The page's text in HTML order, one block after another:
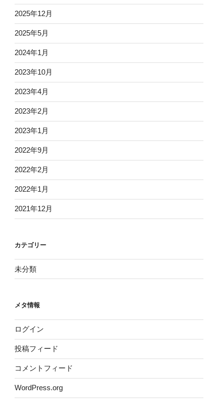
2025年12月
2025年5月
2024年1月
2023年10月
2023年4月
2023年2月
2023年1月
2022年9月
2022年2月
2022年1月
2021年12月
カテゴリー
未分類
メタ情報
ログイン
投稿フィード
コメントフィード
WordPress.org